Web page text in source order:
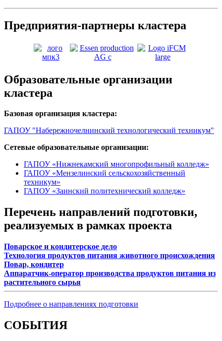
Предприятия-партнеры кластера
Образовательные организации
кластера
Базовая организация кластера:
ГАПОУ "Набережночелнинский технологический техникум"
Сетевые образовательные организации:
ГАПОУ «Нижнекамский многопрофильный колледж»
ГАПОУ «Мензелинский сельскохозяйственный
техникум»
ГАПОУ «Заинский политехнический колледж»
Перечень направлений подготовки,
реализуемых в рамках проекта
Поварское и кондитерское дело
Технология продуктов питания животного происхождения
Повар, кондитер
Аппаратчик-оператор производства продуктов питания из
растительного сырья
Подробнее о направлениях подготовки
СОБЫТИЯ